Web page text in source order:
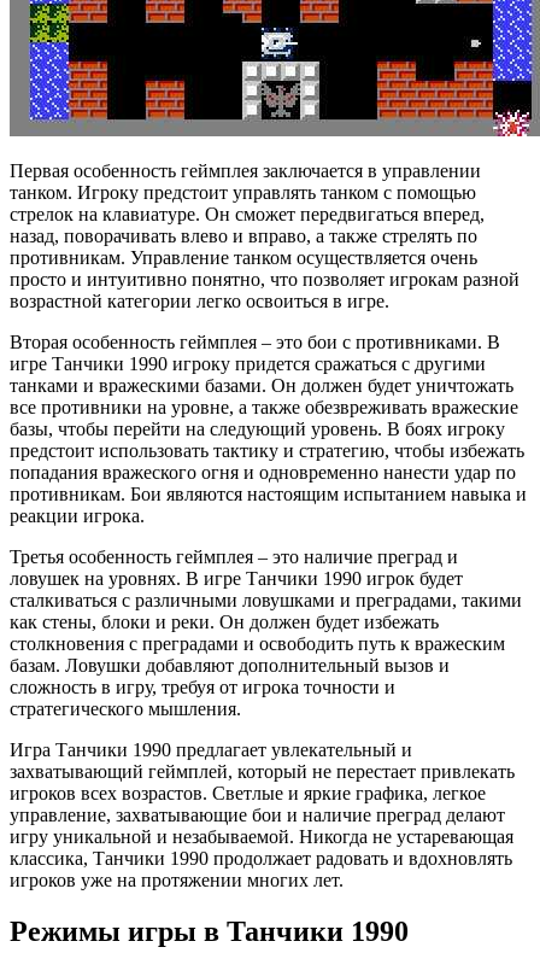
Первая особенность геймплея заключается в управлении
танком. Игроку предстоит управлять танком с помощью
стрелок на клавиатуре. Он сможет передвигаться вперед,
назад, поворачивать влево и вправо, а также стрелять по
противникам. Управление танком осуществляется очень
просто и интуитивно понятно, что позволяет игрокам разной
возрастной категории легко освоиться в игре.
Вторая особенность геймплея – это бои с противниками. В
игре Танчики 1990 игроку придется сражаться с другими
танками и вражескими базами. Он должен будет уничтожать
все противники на уровне, а также обезвреживать вражеские
базы, чтобы перейти на следующий уровень. В боях игроку
предстоит использовать тактику и стратегию, чтобы избежать
попадания вражеского огня и одновременно нанести удар по
противникам. Бои являются настоящим испытанием навыка и
реакции игрока.
Третья особенность геймплея – это наличие преград и
ловушек на уровнях. В игре Танчики 1990 игрок будет
сталкиваться с различными ловушками и преградами, такими
как стены, блоки и реки. Он должен будет избежать
столкновения с преградами и освободить путь к вражеским
базам. Ловушки добавляют дополнительный вызов и
сложность в игру, требуя от игрока точности и
стратегического мышления.
Игра Танчики 1990 предлагает увлекательный и
захватывающий геймплей, который не перестает привлекать
игроков всех возрастов. Светлые и яркие графика, легкое
управление, захватывающие бои и наличие преград делают
игру уникальной и незабываемой. Никогда не устаревающая
классика, Танчики 1990 продолжает радовать и вдохновлять
игроков уже на протяжении многих лет.
Режимы игры в Танчики 1990